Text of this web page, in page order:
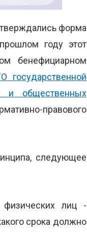
форма
году этот
бенефициарном
государственной
и общественных
правового
следующее
физических лиц -
срока должно